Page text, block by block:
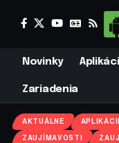
Novinky
Zariadenia
AKTUÁLNE
ZAUJÍMAVOSTI